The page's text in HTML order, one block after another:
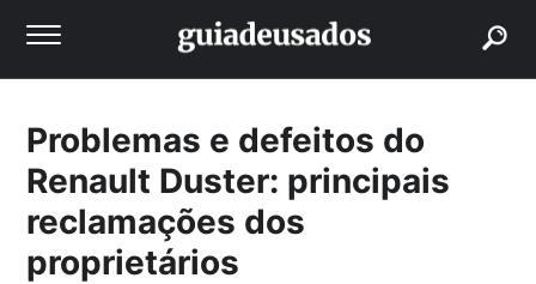
Problemas e defeitos do
Renault Duster: principais
reclamações dos
proprietários